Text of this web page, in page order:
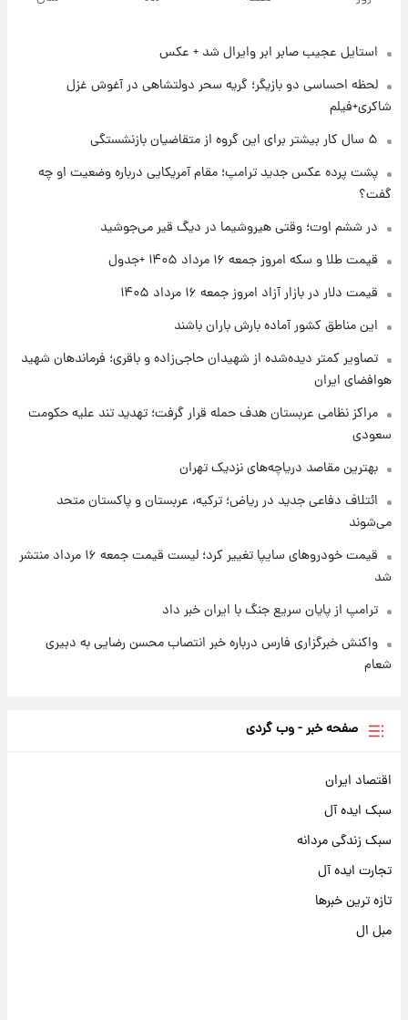
روزها پربارش‌تر خواهند بود؟
۱ روز پیش
شد؛ تیکدری، محبی و سرگیف با اعداد ویژه
۱ روز پیش
شد+فیلم
۱ روز پیش
امروز پنجشنبه ۱۵ مرداد ۱۴۰۵ +جدول
قیمت طلا و سکه امروز پنجشنبه ۱۵ مرداد ۱۴۰۵
شارژ جدید کالابرگ برای سه دهک؛ جزئیات اعلام
استایل عجیب صابر ابر وایرال شد + عکس
لحظه احساسی دو بازیگر؛ گریه سحر دولتشاهی در آغوش غزل
شاکری+فیلم
۵ سال کار بیشتر برای این گروه از متقاضیان بازنشستگی
پشت پرده عکس جدید ترامپ؛ مقام آمریکایی درباره وضعیت او چه
گفت؟
در ششم اوت؛ وقتی هیروشیما در دیگ قیر می‌جوشید
قیمت طلا و سکه امروز جمعه ۱۶ مرداد ۱۴۰۵ +جدول
قیمت دلار در بازار آزاد امروز جمعه ۱۶ مرداد ۱۴۰۵
این مناطق کشور آماده بارش باران باشند
تصاویر کمتر دیده‌شده از شهیدان حاجی‌زاده و باقری؛ فرماندهان شهید
هوافضای ایران
مراکز نظامی عربستان هدف حمله قرار گرفت؛ تهدید تند علیه حکومت
سعودی
بهترین مقاصد دریاچه‌های نزدیک تهران
ائتلاف دفاعی جدید در ریاض؛ ترکیه، عربستان و پاکستان متحد
می‌شوند
قیمت خودروهای سایپا تغییر کرد؛ لیست قیمت جمعه ۱۶ مرداد منتشر
شد
ترامپ از پایان سریع جنگ با ایران خبر داد
واکنش خبرگزاری فارس درباره خبر انتصاب محسن رضایی به دبیری
شعام
صفحه خبر - وب گردی
اقتصاد ایران
سبک ایده آل
سبک زندگی مردانه
تجارت ایده آل
تازه ترین خبرها
مبل ال